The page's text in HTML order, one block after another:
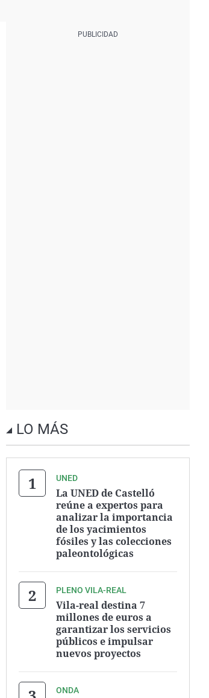
LO MÁS
UNED
La UNED de Castelló
reúne a expertos para
analizar la importancia
de los yacimientos
fósiles y las colecciones
paleontológicas
PLENO VILA-REAL
Vila-real destina 7
millones de euros a
garantizar los servicios
públicos e impulsar
nuevos proyectos
ONDA